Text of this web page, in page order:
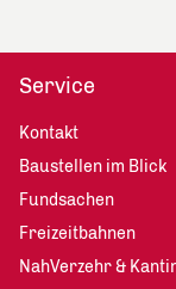
Service
Kontakt
Baustellen im Blick
Fundsachen
Freizeitbahnen
NahVerzehr &